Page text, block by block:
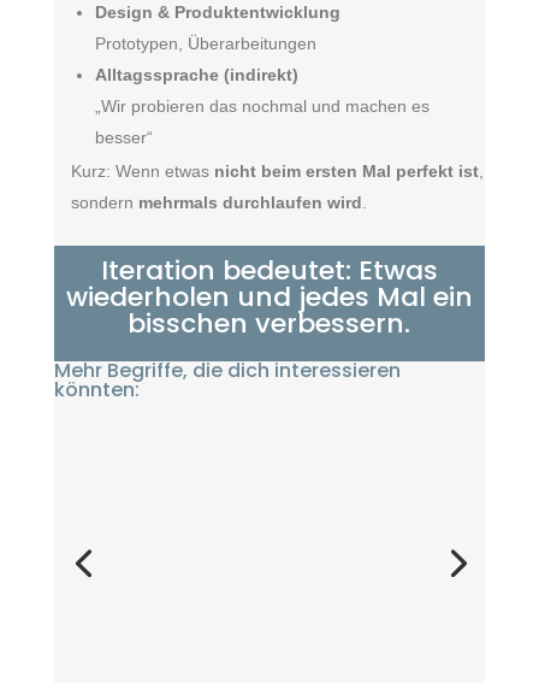
Design & Produktentwicklung
Prototypen, Überarbeitungen
Alltagssprache (indirekt)
„Wir probieren das nochmal und machen es
besser“
Kurz: Wenn etwas nicht beim ersten Mal perfekt ist,
sondern mehrmals durchlaufen wird
Iteration bedeutet: Etwas
wiederholen und jedes Mal ein
bisschen verbessern.
Mehr Begriffe, die dich interessieren
könnten: